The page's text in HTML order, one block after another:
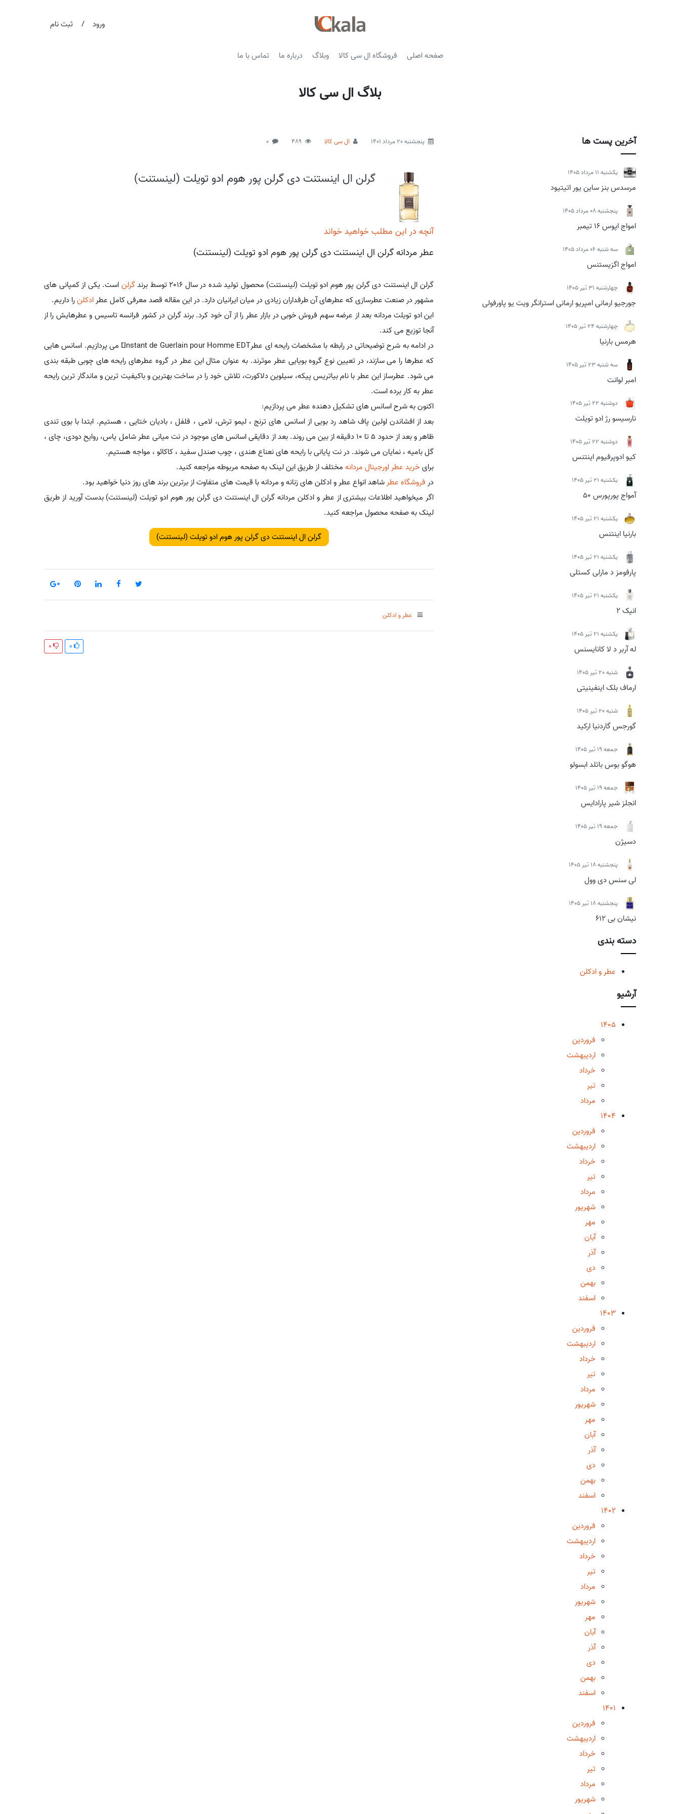
ورود / ثبت نام
صفحه اصلی فروشگاه ال سی کالا وبلاگ درباره ما تماس با ما
بلاگ ال سی کالا
آخرین پست ها
يكشنبه 11 مرداد 1405
مرسدس بنز ساین یور اتیتیود
پنجشنبه 08 مرداد 1405
امواج اپوس 16 تیمبر
سه شنبه 06 مرداد 1405
امواج اگزیستنس
چهارشنبه 31 تیر 1405
جورجیو ارمانی امپریو ارمانی استرانگر ویت یو پاورفولی
چهارشنبه 24 تیر 1405
هرمس بارنیا
سه شنبه 23 تیر 1405
امبر لوانت
دوشنبه 22 تیر 1405
نارسیسو رژ ادو تویلت
دوشنبه 22 تیر 1405
کیو ادوپرفیوم اینتنس
يكشنبه 21 تیر 1405
آمواج پورپورس 50
يكشنبه 21 تیر 1405
بارنیا اینتنس
يكشنبه 21 تیر 1405
پارفومز د مارلی کستلی
يكشنبه 21 تیر 1405
انیک 2
يكشنبه 21 تیر 1405
له آربر د لا کانایسنس
شنبه 20 تیر 1405
ارماف بلک اینفینیتی
شنبه 20 تیر 1405
گورجس گاردنیا ارکید
جمعه 19 تیر 1405
هوگو بوس باتلد ابسولو
جمعه 19 تیر 1405
انجلز شیر پارادایس
جمعه 19 تیر 1405
دسیژن
پنجشنبه 18 تیر 1405
لی سنس دی وول
پنجشنبه 18 تیر 1405
نیشان بی 612
دسته بندی
عطر و ادکلن
آرشیو
1405
فروردین
اردیبهشت
خرداد
تیر
مرداد
1404
فروردین
اردیبهشت
خرداد
تیر
مرداد
شهریور
مهر
آبان
آذر
دی
بهمن
اسفند
1403
فروردین
اردیبهشت
خرداد
تیر
مرداد
شهریور
مهر
آبان
آذر
دی
بهمن
اسفند
1402
فروردین
اردیبهشت
خرداد
تیر
مرداد
شهریور
مهر
آبان
آذر
دی
بهمن
اسفند
1401
فروردین
اردیبهشت
خرداد
تیر
مرداد
شهریور
پنجشنبه 20 مرداد 1401 ال سی کالا 489
0
گرلن ال اینستنت دی گرلن پور هوم ادو تویلت (لینستنت)
آنچه در این مطلب خواهید خواند
عطر مردانه گرلن ال اینستنت دی گرلن پور هوم ادو تویلت (لینستنت)
گرلن ال اینستنت دی گرلن پور هوم ادو تویلت (لینستنت) محصول تولید شده در سال 2016 توسط برند گرلن است. یکی از کمپانی های
مشهور در صنعت عطرسازی که عطرهای آن طرفداران زیادی در میان ایرانیان دارد. در این مقاله قصد معرفی کامل عطر ادکلنرا داریم.
این ادو تویلت مردانه بعد از عرضه سهم فروش خوبی در بازار عطر را از آن خود کرد. برند گرلن در کشور فرانسه تاسیس و عطرهایش را از
آنجا توزیع می کند.
در ادامه به شرح توضیحاتی در رابطه با مشخصات رایحه ای عطرL'Instant de Guerlain pour Homme EDT می پردازیم. اسانس هایی
که عطرها را می سازند، در تعیین نوع گروه بویایی عطر موثرند. به عنوان مثال این عطر در گروه عطرهای رایحه های چوبی طبقه بندی
می شود. عطرساز این عطر با نام بیاتریس پیکه، سیلوین دلاکورت، تلاش خود را در ساخت بهترین و باکیفیت ترین و ماندگار ترین رایحه
عطر به کار برده است.
اکنون به شرح اسانس های تشکیل دهنده عطر می پردازیم:
بعد از افشاندن اولین پاف شاهد رد بویی از اسانس های ترنج ، لیمو ترش، لامی ، فلفل ، بادیان ختایی ، هستیم. ابتدا با بوی تندی
ظاهر و بعد از حدود 5 تا 10 دقیقه از بین می روند. بعد از دقایقی اسانس های موجود در نت میانی عطر شامل یاس، روایح دودی، چای ،
گل بامیه ، نمایان می شوند. در نت پایانی با رایحه های نعناع هندی ، چوب صندل سفید ، کاکائو ، مواجه هستیم.
برایخرید عطر اورجینال مردانه مختلف از طریق این لینک به صفحه مربوطه مراجعه کنید.
در فروشگاه عطر شاهد انواع عطر و ادکلن های زنانه و مردانه با قیمت های متفاوت از برترین برند های روز دنیا خواهید بود.
اگر میخواهید اطلاعات بیشتری از عطر و ادکلن مردانه گرلن ال اینستنت دی گرلن پور هوم ادو تویلت (لینستنت) بدست آورید از طریق
لینک به صفحه محصول مراجعه کنید.
گرلن ال اینستنت دی گرلن پور هوم ادو تویلت (لینستنت)
عطر و ادکلن